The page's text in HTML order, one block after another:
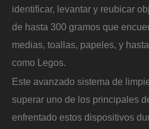
identificar, levantar y reubicar
de hasta 300 gramos que
medias, toallas, papeles, y
como Legos.
Este avanzado sistema de
superar uno de los principales
enfrentado estos dispositivos